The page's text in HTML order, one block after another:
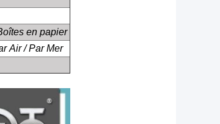
en papier
Air / Par Mer